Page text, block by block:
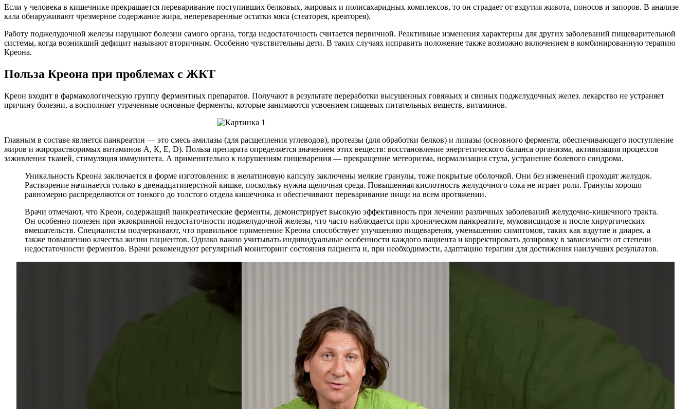
Если у человека в кишечнике прекращается переваривание поступивших белковых, жировых и полисахаридных комплексов, то он страдает от вздутия живота, поносов и запоров. В анализе
кала обнаруживают чрезмерное содержание жира, непереваренные остатки мяса (стеаторея, креаторея).
Работу поджелудочной железы нарушают болезни самого органа, тогда недостаточность считается первичной. Реактивные изменения характерны для других заболеваний пищеварительной
системы, когда возникший дефицит называют вторичным. Особенно чувствительны дети. В таких случаях исправить положение также возможно включением в комбинированную терапию
Креона.
Польза Креона при проблемах с ЖКТ
Креон входит в фармакологическую группу ферментных препаратов. Получают в результате переработки высушенных говяжьих и свиных поджелудочных желез. лекарство не устраняет
причину болезни, а восполняет утраченные основные ферменты, которые занимаются усвоением пищевых питательных веществ, витаминов.
Главным в составе является панкреатин — это смесь амилазы (для расщепления углеводов), протеазы (для обработки белков) и липазы (основного фермента, обеспечивающего поступление
жиров и жирорастворимых витаминов А, К, Е, D). Польза препарата определяется значением этих веществ: восстановление энергетического баланса организма, активизация процессов
заживления тканей, стимуляция иммунитета. А применительно к нарушениям пищеварения — прекращение метеоризма, нормализация стула, устранение болевого синдрома.
Уникальность Креона заключается в форме изготовления: в желатиновую капсулу заключены мелкие гранулы, тоже покрытые оболочкой. Они без изменений проходят желудок.
Растворение начинается только в двенадцатиперстной кишке, поскольку нужна щелочная среда. Повышенная кислотность желудочного сока не играет роли. Гранулы хорошо
равномерно распределяются от тонкого до толстого отдела кишечника и обеспечивают переваривание пищи на всем протяжении.
Врачи отмечают, что Креон, содержащий панкреатические ферменты, демонстрирует высокую эффективность при лечении различных заболеваний желудочно-кишечного тракта.
Он особенно полезен при экзокринной недостаточности поджелудочной железы, что часто наблюдается при хроническом панкреатите, муковисцидозе и после хирургических
вмешательств. Специалисты подчеркивают, что правильное применение Креона способствует улучшению пищеварения, уменьшению симптомов, таких как вздутие и диарея, а
также повышению качества жизни пациентов. Однако важно учитывать индивидуальные особенности каждого пациента и корректировать дозировку в зависимости от степени
недостаточности ферментов. Врачи рекомендуют регулярный мониторинг состояния пациента и, при необходимости, адаптацию терапии для достижения наилучших результатов.